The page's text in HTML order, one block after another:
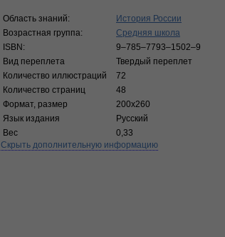
Область знаний:
История России
Возрастная группа:
Средняя школа
ISBN:
9–785–7793–1502–9
Вид переплета
Твердый переплет
Количество иллюстраций
72
Количество страниц
48
Формат, размер
200х260
Язык издания
Русский
Вес
0,33
Скрыть дополнительную информацию